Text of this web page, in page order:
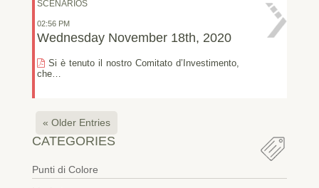
SCENARIOS
02:56 PM
Wednesday November 18th, 2020
Si è tenuto il nostro Comitato d’Investimento,
che…
« Older Entries
CATEGORIES
Punti di Colore